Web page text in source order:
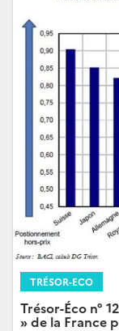
TRÉSOR-ECO
Trésor-Éco n°
» de la France